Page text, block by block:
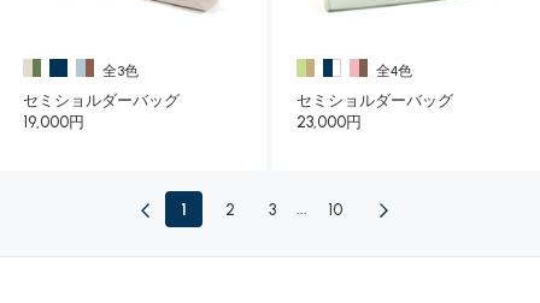
全3色
セミショルダーバッグ
19,000円
全4色
セミショルダーバッグ
23,000円
1 2 3 ... 10